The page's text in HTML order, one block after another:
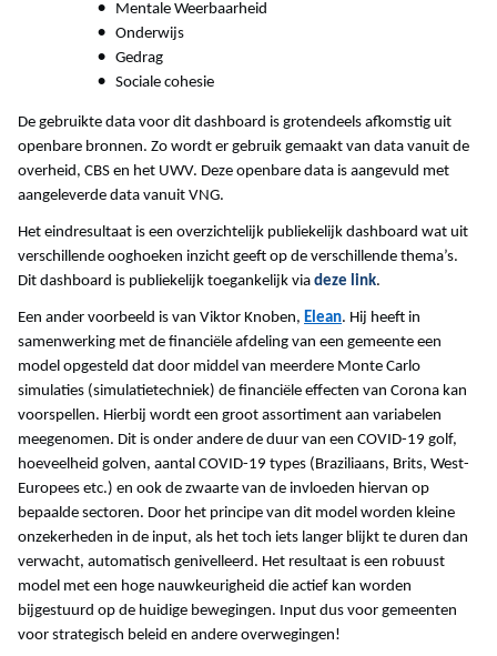
Mentale Weerbaarheid
Onderwijs
Gedrag
Sociale cohesie
De gebruikte data voor dit dashboard is grotendeels afkomstig uit
openbare bronnen. Zo wordt er gebruik gemaakt van data vanuit de
overheid, CBS en het UWV. Deze openbare data is aangevuld met
aangeleverde data vanuit VNG.
Het eindresultaat is een overzichtelijk publiekelijk dashboard wat uit
verschillende ooghoeken inzicht geeft op de verschillende thema’s.
Dit dashboard is publiekelijk toegankelijk via deze link.
Een ander voorbeeld is van Viktor Knoben, Elean. Hij heeft in
samenwerking met de financiële afdeling van een gemeente een
model opgesteld dat door middel van meerdere Monte Carlo
simulaties (simulatietechniek) de financiële effecten van Corona kan
voorspellen. Hierbij wordt een groot assortiment aan variabelen
meegenomen. Dit is onder andere de duur van een COVID-19 golf,
hoeveelheid golven, aantal COVID-19 types (Braziliaans, Brits, West-
Europees etc.) en ook de zwaarte van de invloeden hiervan op
bepaalde sectoren. Door het principe van dit model worden kleine
onzekerheden in de input, als het toch iets langer blijkt te duren dan
verwacht, automatisch genivelleerd. Het resultaat is een robuust
model met een hoge nauwkeurigheid die actief kan worden
bijgestuurd op de huidige bewegingen. Input dus voor gemeenten
voor strategisch beleid en andere overwegingen!